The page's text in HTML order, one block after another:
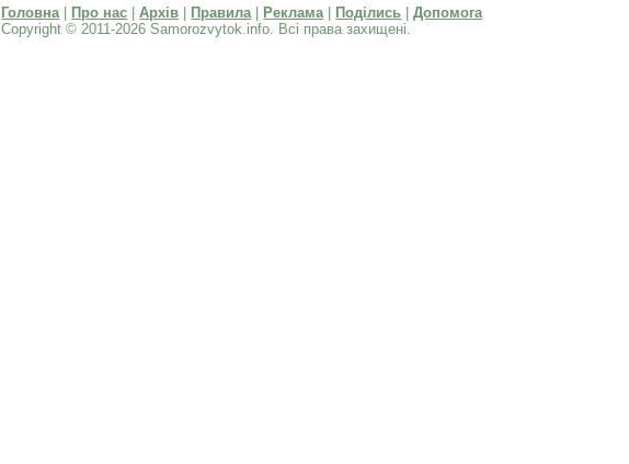
Головна| Про нас |Архів Правила| Реклама| Поділись |Допомога
Copyright © 2011-2026 Samorozvytok.info. Всі права захищені.